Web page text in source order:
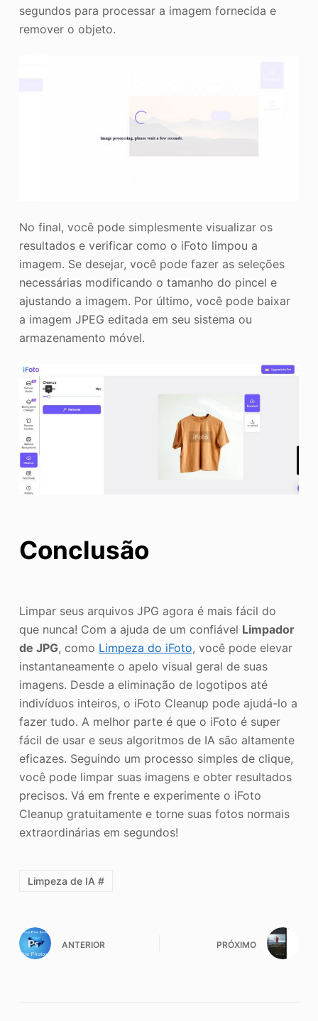
segundos para processar a imagem fornecida e
remover o objeto.
No final, você pode simplesmente visualizar os
resultados e verificar como o iFoto limpou a
imagem. Se desejar, você pode fazer as seleções
necessárias modificando o tamanho do pincel e
ajustando a imagem. Por último, você pode baixar
a imagem JPEG editada em seu sistema ou
armazenamento móvel.
Conclusão
Limpar seus arquivos JPG agora é mais fácil do
que nunca! Com a ajuda de um confiável Limpador
de JPG, como Limpeza do iFoto, você pode elevar
instantaneamente o apelo visual geral de suas
imagens. Desde a eliminação de logotipos até
indivíduos inteiros, o iFoto Cleanup pode ajudá-lo a
fazer tudo. A melhor parte é que o iFoto é super
fácil de usar e seus algoritmos de IA são altamente
eficazes. Seguindo um processo simples de clique,
você pode limpar suas imagens e obter resultados
precisos. Vá em frente e experimente o iFoto
Cleanup gratuitamente e torne suas fotos normais
extraordinárias em segundos!
Limpeza de IA #
ANTERIOR PRÓXIMO